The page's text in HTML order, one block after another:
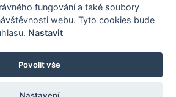
Stránky vytvořeny v iD-SIGN
je společnost AllCzech Promotion, s.r.o.,
rejstříku vedeném Městským soudem v
fungování a také soubory
webu. Tyto cookies bude
Nastavit
Povolit vše
Nastavení